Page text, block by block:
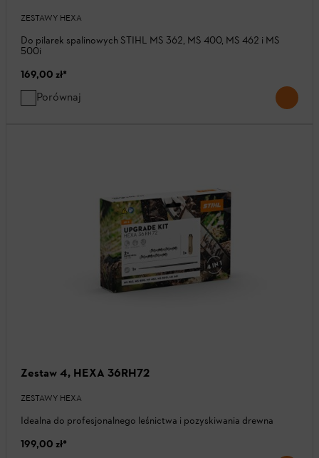
ZESTAWY HEXA
Do pilarek spalinowych STIHL MS 362, MS 400, MS 462 i MS
500i
169,00 zł*
Porównaj
Zestaw 4, HEXA 36RH72
ZESTAWY HEXA
Idealna do profesjonalnego leśnictwa i pozyskiwania drewna
199,00 zł*